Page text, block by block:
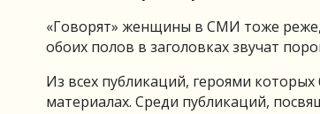
«Говорят» женщины в СМИ тоже
обоих полов в заголовках звучат
Из всех публикаций, героями
материалах. Среди публикаций,